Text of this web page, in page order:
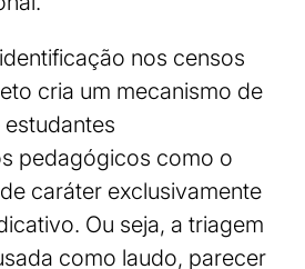
nos censos
cria um mecanismo de
pedagógicos como o
caráter exclusivamente
Ou seja, a triagem
como laudo, parecer